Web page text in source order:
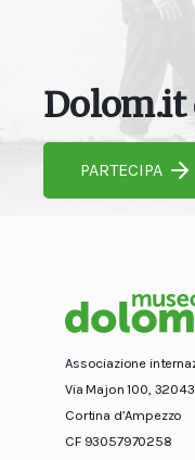
Dolom.it
PARTECIPA
Associazione
Via Majon 100, 32043
Cortina d’Ampezzo
CF 93057970258